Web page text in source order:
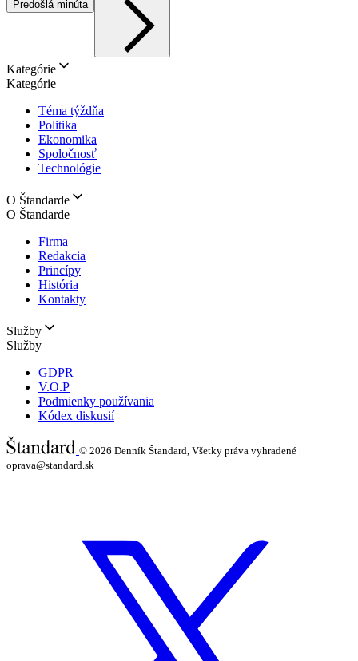
Predošlá minúta
Kategórie
Kategórie
Téma týždňa
Politika
Ekonomika
Spoločnosť
Technológie
O Štandarde
O Štandarde
Firma
Redakcia
Princípy
História
Kontakty
Služby
Služby
GDPR
V.O.P
Podmienky používania
Kódex diskusií
© 2026 Denník Štandard, Všetky práva vyhradené |
oprava@standard.sk